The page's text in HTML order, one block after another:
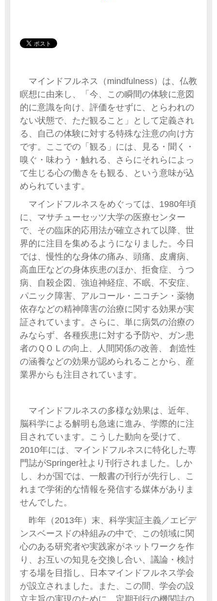
マインドフルネス（mindfulness）は、仏教
瞑想に由来し、「今、この瞬間の体験に意図
的に意識を向け、評価をせずに、とらわれの
ない状態で、ただ観ること」として定義され
る、自己の体験に対する特殊な注意の向け方
です。ここでの「観る」には、見る・聞く・
嗅ぐ・味わう・触れる、さらにそれらによっ
て生じる心の働きをも観る、という意味が込
められています。
マインドフルネスをめぐっては、1980年頃
に、マサチューセッツ大学の医療センター
で、その臨床的応用法が確立されて以降、世
界的に注目を集めるようになりました。今日
では、慢性的な身体の痛み、頭痛、皮膚病、
高血圧などの身体疾患のほか、拒食症、うつ
病、自殺企図、強迫神経症、不眠、不安症、
パニック障害、アルコール・ニコチン・薬物
依存などの精神障害の治療に関する効果が実
証されています。さらに、単に病気の治療の
みならず、各種疾患に対する予防や、ガン患
者のＱＯＬの向上、人間関係の改善、 創造性
の涵養などの効果が認められることから、産
業界からも注目されています。
マインドフルネスの多様な効果は、近年、
脳科学による解明も急速に進み、学際的に注
目されています。こうした動向を受けて、
2010年には、マインドフルネスに特化した専
門誌がSpringer社より刊行されました。しか
し、わが国では、一般書の刊行が先行し、こ
れまで学術的な情報を発信する媒体がありま
せんでした。
昨年（2013年）末、科学実証主義／エビデ
ンスベースドの枠組みの中で、この領域に関
心のある研究者や実践家がネットワークを作
り、お互いの知見を交換し合い、議論・検討
する場を目指し、日本マインドフルネス学会
が設立されました。また、この間、学会の設
立主旨の実現のために、定期刊行の機関誌の